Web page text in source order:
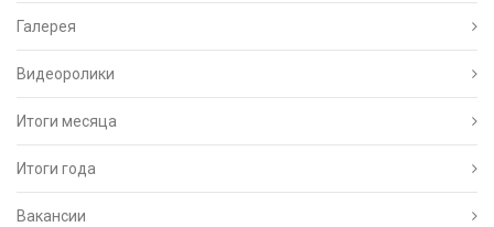
Галерея
Видеоролики
Итоги месяца
Итоги года
Вакансии